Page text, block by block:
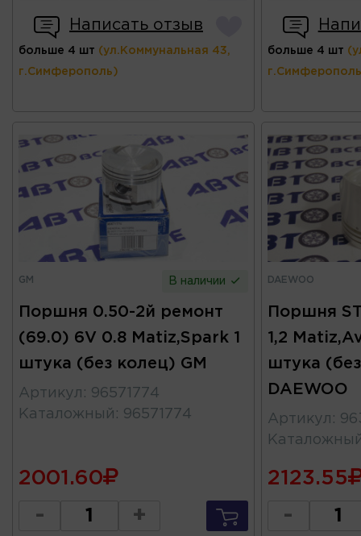
Написать отзыв
больше 4 шт (ул.Коммунальная 43,
г.Симферополь)
больше 4 шт
GM В наличии
Поршня 0.50-2й ремонт
(69.0) 6V 0.8 Matiz,Spark 1
штука (без колец) GM
Артикул : 96571774
Каталожный : 96571774
2001.60
- +
DAEWOO
Поршня
1,2
штука
DAEWOO
Артикул :
2123.55
-